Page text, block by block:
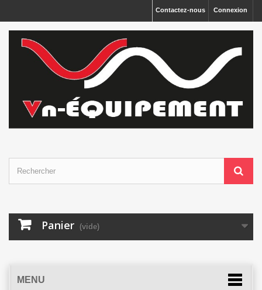
Connexion
Contactez-nous
Panier (vide)
MENU